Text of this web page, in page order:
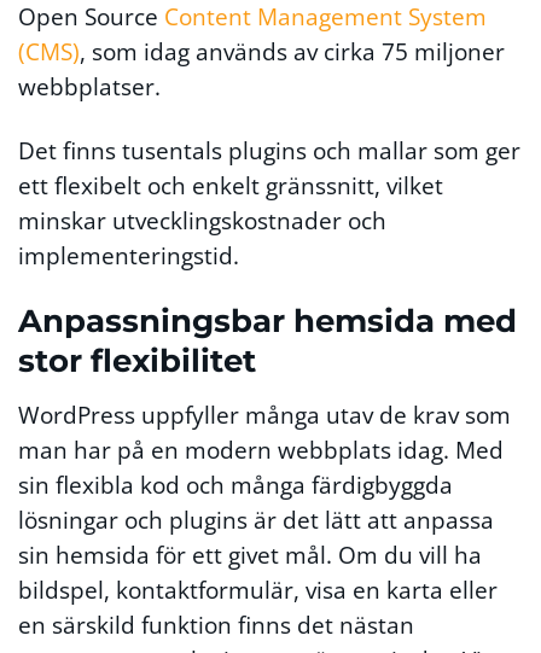
Open Source Content Management System
(CMS), som idag används av cirka 75 miljoner
webbplatser.
Det finns tusentals plugins och mallar som ger
ett flexibelt och enkelt gränssnitt, vilket
minskar utvecklingskostnader och
implementeringstid.
Anpassningsbar hemsida med
stor flexibilitet
WordPress uppfyller många utav de krav som
man har på en modern webbplats idag. Med
sin flexibla kod och många färdigbyggda
lösningar och plugins är det lätt att anpassa
sin hemsida för ett givet mål. Om du vill ha
bildspel, kontaktformulär, visa en karta eller
en särskild funktion finns det nästan